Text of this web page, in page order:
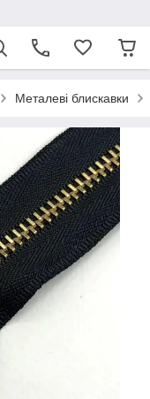
Металеві блискавки